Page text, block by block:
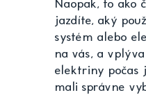
Naopak, to ako
jazdíte, aký
systém alebo
na vás, a
elektriny počas
mali správne